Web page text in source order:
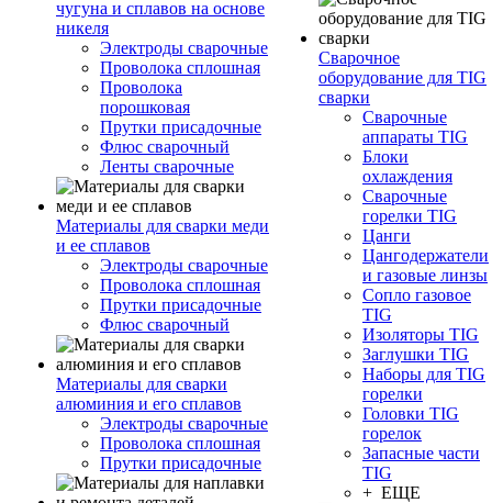
чугуна и сплавов на основе
никеля
Электроды сварочные
Проволока сплошная
Проволока
порошковая
Прутки присадочные
Флюс сварочный
Ленты сварочные
Материалы для сварки меди
и ее сплавов
Электроды сварочные
Проволока сплошная
Прутки присадочные
Флюс сварочный
Материалы для сварки
алюминия и его сплавов
Электроды сварочные
Проволока сплошная
Прутки присадочные
Сварочное
оборудование для TIG
сварки
Сварочные
аппараты TIG
Блоки
охлаждения
Сварочные
горелки TIG
Цанги
Цангодержатели
и газовые линзы
Сопло газовое
TIG
Изоляторы TIG
Заглушки TIG
Наборы для TIG
горелки
Головки TIG
горелок
Запасные части
TIG
+ ЕЩЕ